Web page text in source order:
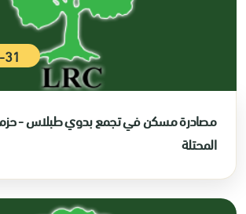
مصادرة مسكن في تجمع بدوي طبلاس -
المحتلة